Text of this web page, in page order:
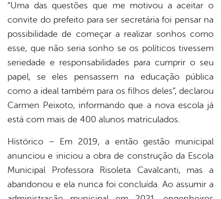
“Uma das questões que me motivou a aceitar o
convite do prefeito para ser secretária foi pensar na
possibilidade de começar a realizar sonhos como
esse, que não seria sonho se os políticos tivessem
seriedade e responsabilidades para cumprir o seu
papel, se eles pensassem na educação pública
como a ideal também para os filhos deles”, declarou
Carmen Peixoto, informando que a nova escola já
está com mais de 400 alunos matriculados.
Histórico – Em 2019, a então gestão municipal
anunciou e iniciou a obra de construção da Escola
Municipal Professora Risoleta Cavalcanti, mas a
abandonou e ela nunca foi concluída. Ao assumir a